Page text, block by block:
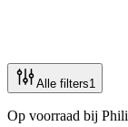
Alle filters1
Op voorraad bij